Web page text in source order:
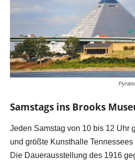
Samstags ins Brooks
Jeden Samstag von 10 bis 12 Uhr
und größte Kunsthalle
Die Dauerausstellung des 1916